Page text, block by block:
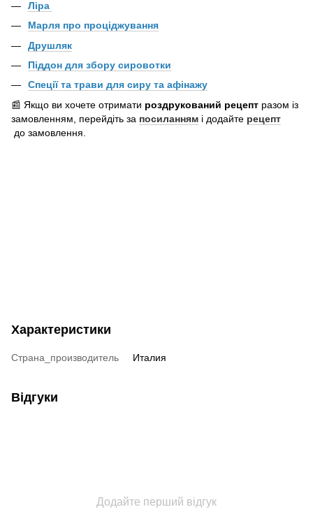
Ліра
Марля про проціджування
Друшляк
Піддон для збору сировотки
Спеції та трави для сиру та афінажу
📰 Якщо ви хочете отримати роздрукований рецепт разом із
замовленням, перейдіть за посиланням і додайте рецепт
до замовлення.
Характеристики
Страна_производитель Италия
Відгуки
Додайте перший відгук